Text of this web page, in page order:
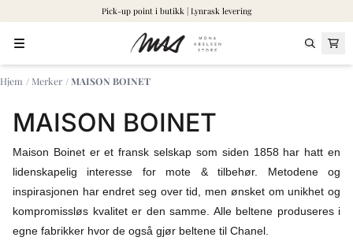
Pick-up point i butikk | Lynrask levering
Hjem / Merker / MAISON BOINET
MAISON BOINET
Maison Boinet er et fransk selskap som siden 1858 har hatt en
lidenskapelig interesse for mote & tilbehør. Metodene og
inspirasjonen har endret seg over tid, men ønsket om unikhet og
kompromissløs kvalitet er den samme. Alle beltene produseres i
egne fabrikker hvor de også gjør beltene til Chanel.